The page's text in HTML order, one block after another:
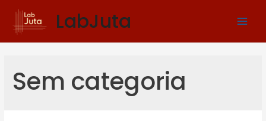
LabJuta
Sem categoria